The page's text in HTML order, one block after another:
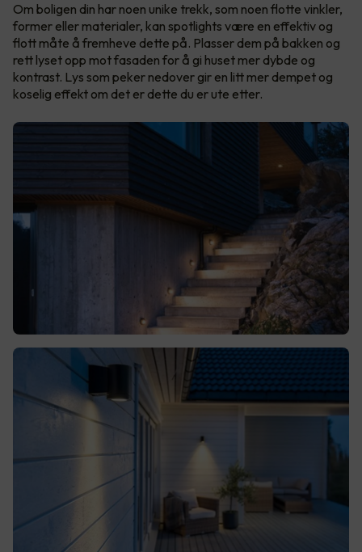
Om boligen din har noen unike trekk, som noen flotte vinkler,
former eller materialer, kan spotlights være en effektiv og
flott måte å fremheve dette på. Plasser dem på bakken og
rett lyset opp mot fasaden for å gi huset mer dybde og
kontrast. Lys som peker nedover gir en litt mer dempet og
koselig effekt om det er dette du er ute etter.